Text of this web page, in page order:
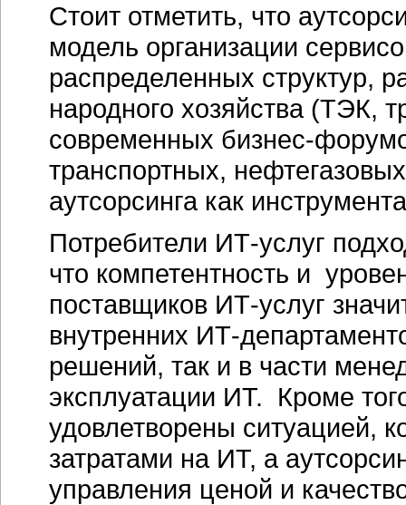
Стоит отметить, что
модель организации
распределенных структур,
народного хозяйства (ТЭК,
современных бизнес-
транспортных,
аутсорсинга как
Потребители ИТ-услуг
что компетентность и
поставщиков ИТ-услуг
внутренних ИТ-
решений, так и в части
эксплуатации ИТ. Кроме
удовлетворены ситуацией,
затратами на ИТ, а
управления ценой и